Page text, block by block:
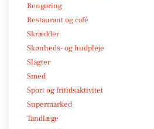
Rengøring
Restaurant og café
Skrædder
Skønheds- og hudpleje
Slagter
Smed
Sport og fritidsaktivitet
Supermarked
Tandlæge